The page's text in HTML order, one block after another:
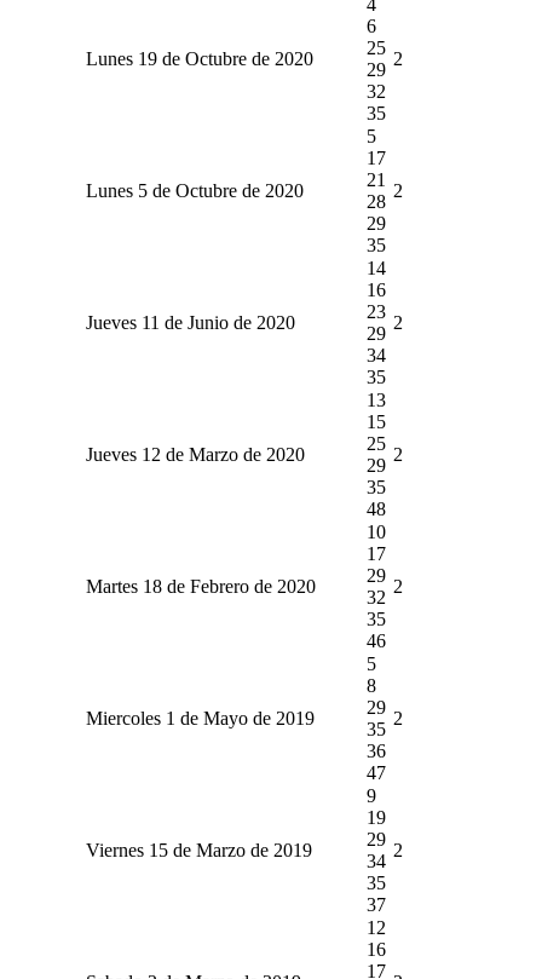
Lunes 19 de Octubre de 2020
6
25
29
32
35
2
Lunes 5 de Octubre de 2020
5
17
21
28
29
35
2
Jueves 11 de Junio de 2020
14
16
23
29
34
35
2
Jueves 12 de Marzo de 2020
13
15
25
29
35
48
2
Martes 18 de Febrero de 2020
10
17
29
32
35
46
2
Miercoles 1 de Mayo de 2019
5
8
29
35
36
47
2
Viernes 15 de Marzo de 2019
9
19
29
34
35
37
2
12
16
17